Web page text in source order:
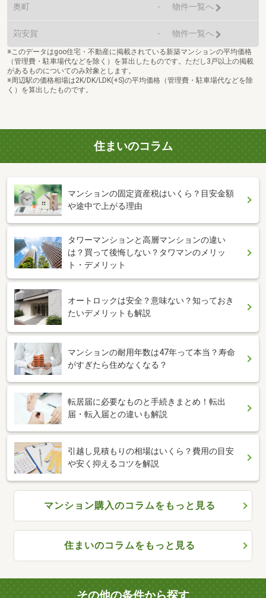
奥町 - 物件一覧へ
苅安賀 - 物件一覧へ
※このデータはgoo住宅・不動産に掲載されている新築マンションの平均価格
（管理費・駐車場代などを除く）を算出したものです。ただし3戸以上の掲載
があるものについてのみ対象とします。
※周辺駅の価格相場は2K/DK/LDK(+S)の平均価格（管理費・駐車場代などを除
く）を算出したものです。
住まいのコラム
マンションの固定資産税はいくら？目安金額
や途中で上がる理由
タワーマンションと高層マンションの違い
は？買って後悔しない？タワマンのメリッ
ト・デメリット
オートロックは安全？意味ない？知っておき
たいデメリットも解説
マンションの耐用年数は47年って本当？寿命
がすぎたら住めなくなる？
転居届に必要なものと手続きまとめ！転出
届・転入届との違いも解説
引越し見積もりの相場はいくら？費用の目安
や安く抑えるコツを解説
マンション購入のコラムをもっと見る
住まいのコラムをもっと見る
その他の条件から探す